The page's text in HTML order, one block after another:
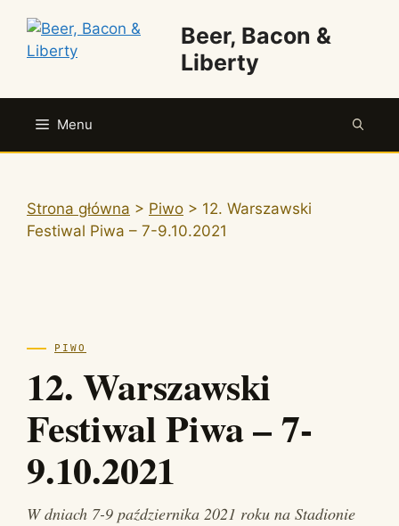
treści
Beer, Bacon &
Liberty
Menu
Strona główna > Piwo > 12. Warszawski
Festiwal Piwa – 7-9.10.2021
PIWO
12. Warszawski
Festiwal Piwa – 7-
9.10.2021
W dniach 7-9 października 2021 roku na Stadionie